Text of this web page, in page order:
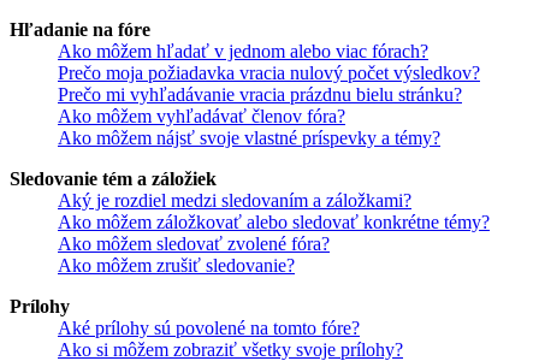
Hľadanie na fóre
Ako môžem hľadať v jednom alebo viac fórach?
Prečo moja požiadavka vracia nulový počet výsledkov?
Prečo mi vyhľadávanie vracia prázdnu bielu stránku?
Ako môžem vyhľadávať členov fóra?
Ako môžem nájsť svoje vlastné príspevky a témy?
Sledovanie tém a záložiek
Aký je rozdiel medzi sledovaním a záložkami?
Ako môžem záložkovať alebo sledovať konkrétne témy?
Ako môžem sledovať zvolené fóra?
Ako môžem zrušiť sledovanie?
Prílohy
Aké prílohy sú povolené na tomto fóre?
Ako si môžem zobraziť všetky svoje prílohy?